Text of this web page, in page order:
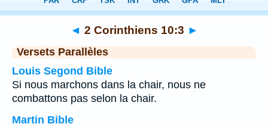
> Chapitre 10 > Verset 3
◄ 2 Corinthiens 10:3 ►
Versets Parallèles
Louis Segond Bible
Si nous marchons dans la chair, nous ne
combattons pas selon la chair.
Martin Bible